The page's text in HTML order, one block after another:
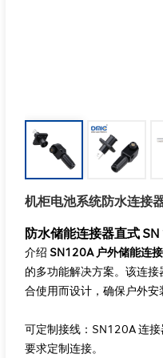
机柜电池系统防水连接
防水储能连接器直式
介绍 SN120A 户外储能连
的多功能解决方案。该连
合使用而设计，确保户外安
可定制接线：SN120A 连
要求定制连接。